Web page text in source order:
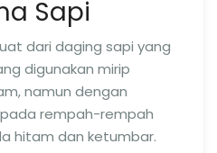
Sapi
dari daging sapi yang
digunakan mirip
namun dengan
rempah-rempah
hitam dan ketumbar.